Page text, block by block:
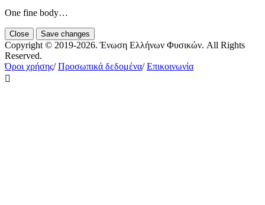
One fine body…
Close Save changes
Copyright © 2019-2026. Ένωση Ελλήνων Φυσικών. All Rights
Reserved.
Όροι χρήσης/Προσωπικά δεδομένα/Επικοινωνία